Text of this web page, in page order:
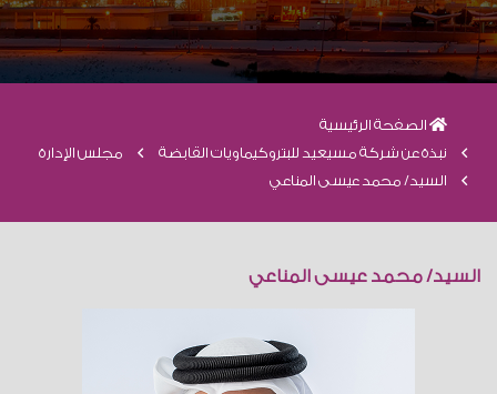
الصفحة الرئيسية
نبذة عن شركة مسيعيد للبتروكيماويات القابضة
مجلس الإدارة
السيد/ محمد عيسى المناعي
السيد/ محمد عيسى المناعي